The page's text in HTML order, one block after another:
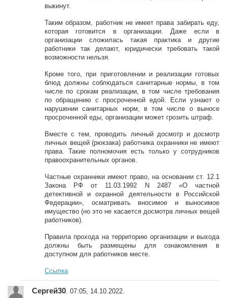
выкинут.
Таким образом, работник не имеет права забирать еду,
которая готовится в организации. Даже если в
организации сложилась такая практика и другие
работники так делают, юридически требовать такой
возможности нельзя.
Кроме того, при приготовлении и реализации готовых
блюд должны соблюдаться санитарные нормы, в том
числе по срокам реализации, в том числе требования
по обращению с просроченной едой. Если узнают о
нарушении санитарных норм, в том числе о выносе
просроченной еды, организации может грозить штраф.
Вместе с тем, проводить личный досмотр и досмотр
личных вещей (рюкзака) работника охранники не имеют
права. Такие полномочия есть только у сотрудников
правоохранительных органов.
Частные охранники имеют право, на основании ст. 12.1
Закона РФ от 11.03.1992 N 2487 «О частной
детективной и охранной деятельности в Российской
Федерации», осматривать вносимое и выносимое
имущество (но это не касается досмотра личных вещей
работников).
Правила прохода на территорию организации и выхода
должны быть размещены для ознакомления в
доступном для работников месте.
Ссылка
Сергей30 . 07:05, 14.10.2022.